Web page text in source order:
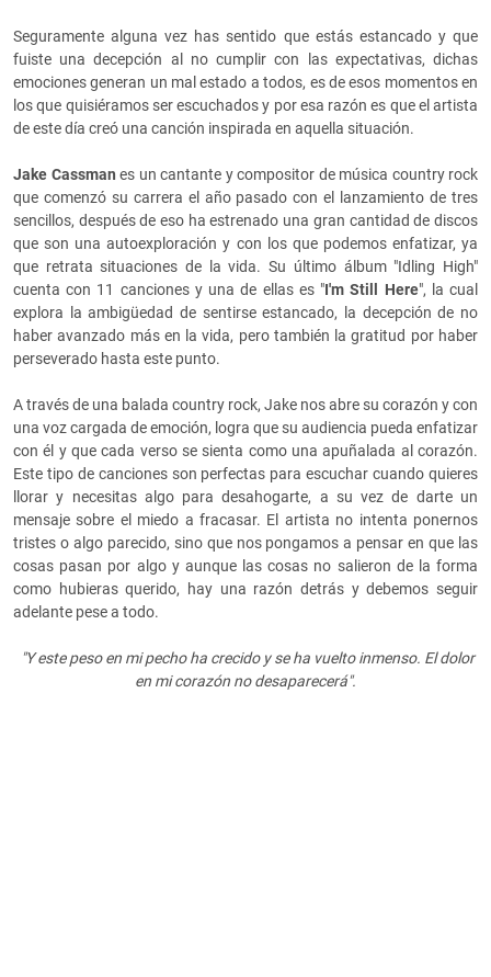
Seguramente alguna vez has sentido que estás estancado y que
fuiste una decepción al no cumplir con las expectativas, dichas
emociones generan un mal estado a todos, es de esos momentos en
los que quisiéramos ser escuchados y por esa razón es que el artista
de este día creó una canción inspirada en aquella situación.
Jake Cassman es un cantante y compositor de música country rock
que comenzó su carrera el año pasado con el lanzamiento de tres
sencillos, después de eso ha estrenado una gran cantidad de discos
que son una autoexploración y con los que podemos enfatizar, ya
que retrata situaciones de la vida. Su último álbum "Idling High"
cuenta con 11 canciones y una de ellas es "I'm Still Here", la cual
explora la ambigüedad de sentirse estancado, la decepción de no
haber avanzado más en la vida, pero también la gratitud por haber
perseverado hasta este punto.
A través de una balada country rock, Jake nos abre su corazón y con
una voz cargada de emoción, logra que su audiencia pueda enfatizar
con él y que cada verso se sienta como una apuñalada al corazón.
Este tipo de canciones son perfectas para escuchar cuando quieres
llorar y necesitas algo para desahogarte, a su vez de darte un
mensaje sobre el miedo a fracasar. El artista no intenta ponernos
tristes o algo parecido, sino que nos pongamos a pensar en que las
cosas pasan por algo y aunque las cosas no salieron de la forma
como hubieras querido, hay una razón detrás y debemos seguir
adelante pese a todo.
"Y este peso en mi pecho ha crecido y se ha vuelto inmenso. El dolor
en mi corazón no desaparecerá".